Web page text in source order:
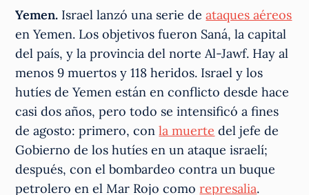
Yemen. Israel lanzó una serie deataques aéreos
en Yemen. Los objetivos fueron Saná, la capital
del país, y la provincia del norte Al-Jawf. Hay al
menos 9 muertos y 118 heridos. Israel y los
hutíes de Yemen están en conflicto desde hace
casi dos años, pero todo se intensificó a fines
de agosto: primero, conla muerte del jefe de
Gobierno de los hutíes en un ataque israelí;
después, con el bombardeo contra un buque
petrolero en el Mar Rojo comorepresalia.